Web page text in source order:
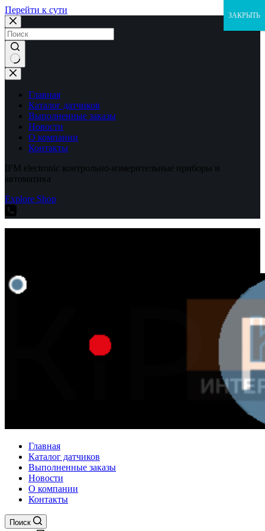
Перейти к сути
Ничего
не
найденоГлавная
Каталог датчиков
Выполненные заказы
Новости
О компании
Контакты
IFM electronic контрольно-измерительные приборы и
автоматика
Explore Shop
Главная
Каталог датчиков
Выполненные заказы
Новости
О компании
Контакты
Поиск
ЗАКРЫТЬ